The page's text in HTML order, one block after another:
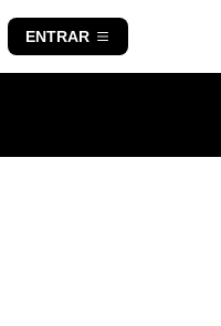
ENTRAR